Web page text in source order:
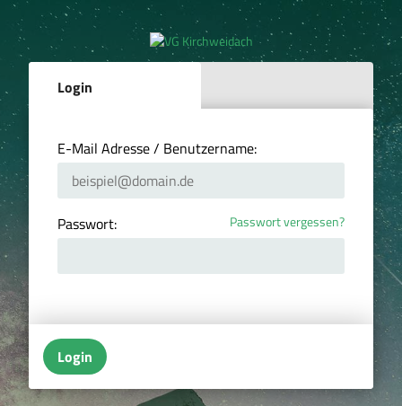
Login
E-Mail Adresse / Benutzername:
Passwort: Passwort vergessen?
Login